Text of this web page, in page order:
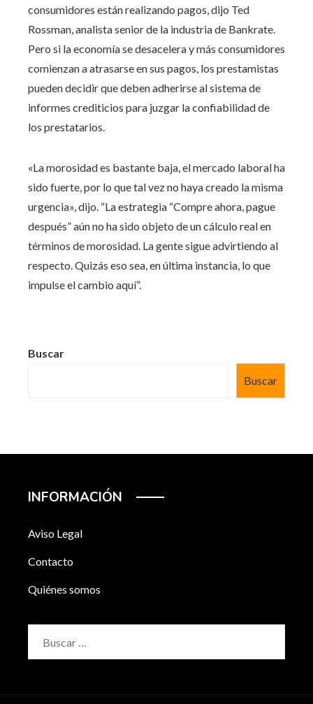
consumidores están realizando pagos, dijo Ted
Rossman, analista senior de la industria de Bankrate.
Pero si la economía se desacelera y más consumidores
comienzan a atrasarse en sus pagos, los prestamistas
pueden decidir que deben adherirse al sistema de
informes crediticios para juzgar la confiabilidad de
los prestatarios.
«La morosidad es bastante baja, el mercado laboral ha
sido fuerte, por lo que tal vez no haya creado la misma
urgencia», dijo. “La estrategia “Compre ahora, pague
después” aún no ha sido objeto de un cálculo real en
términos de morosidad. La gente sigue advirtiendo al
respecto. Quizás eso sea, en última instancia, lo que
impulse el cambio aquí”.
Buscar
Buscar
INFORMACIÓN
Aviso Legal
Contacto
Quiénes somos